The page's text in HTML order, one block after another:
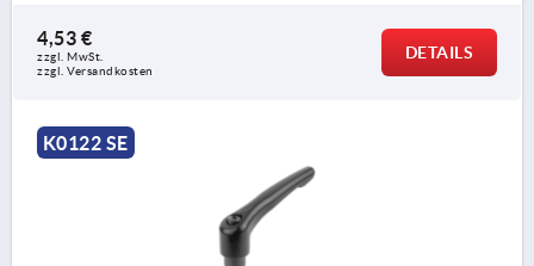
4,53 €
zzgl. MwSt.
zzgl. Versandkosten
DETAILS
K0122 SE